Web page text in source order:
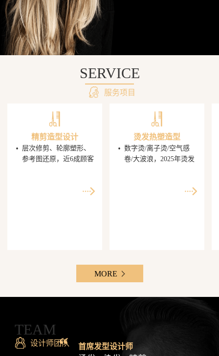
SERVICE
服务项目
精剪造型设计
· 层次修剪、轮廓塑形、
参考图还原，近6成顾客
烫发热塑造型
· 数字烫/离子烫/空气感
卷/大波浪，2025年烫发
世代最爱分享的发型设
MORE
TEAM
设计师团队 首席发型设计师